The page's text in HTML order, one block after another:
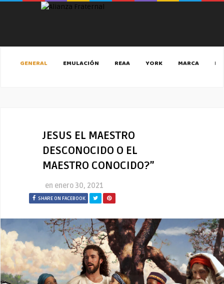
GENERAL EMULACIÓN REAA YORK MARCA
JESUS EL MAESTRO
DESCONOCIDO O EL
MAESTRO CONOCIDO?”
en enero 30, 2021
SHARE ON FACEBOOK